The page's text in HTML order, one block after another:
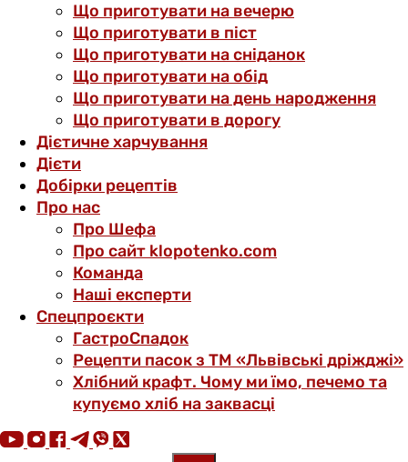
Що приготувати на вечерю
Що приготувати в піст
Що приготувати на сніданок
Що приготувати на обід
Що приготувати на день народження
Що приготувати в дорогу
Дієтичне харчування
Дієти
Добірки рецептів
Про нас
Про Шефа
Про сайт klopotenko.com
Команда
Наші експерти
Спецпроєкти
ГастроСпадок
Рецепти пасок з ТМ «Львівські дріжджі»
Хлібний крафт. Чому ми їмо, печемо та
купуємо хліб на заквасці